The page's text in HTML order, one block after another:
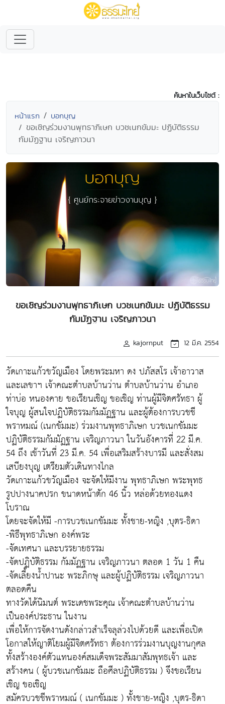
ค้นหาในเว็บไซต์ :
หน้าแรก บอกบุญ
ขอเชิญร่วมงานพุทธาภิเษก บวชเนกขัมมะ ปฏิบัติธรรม
กัมมัฏฐาน เจริญภาวนา
ขอเชิญร่วมงานพุทธาภิเษก บวชเนกขัมมะ ปฏิบัติธรรม
กัมมัฏฐาน เจริญภาวนา
kajornput 12 มี.ค. 2554
วัดเกาะแก้วขวัญเมือง โดยพระมหา ดง ปภัสสโร เจ้าอาวาส
และเลขาฯ เจ้าคณะตำบลบ้านว่าน ตำบลบ้านว่าน อำเภอ
ท่าบ่อ หนองคาย ขอเรียนเชิญ ขอเชิญ ท่านผู้มีจิตศรัทธา ผู้
ใจบุญ ผู้สนใจปฏิบัติธรรมกัมมัฏฐาน และผู้ต้องการบวชชี
พราหมณ์ (เนกขัมมะ) ร่วมงานพุทธาภิเษก บวชเนกขัมมะ
ปฏิบัติธรรมกัมมัฏฐาน เจริญภาวนา ในวันอังคารที่ 22 มี.ค.
54 ถึง เช้าวันที่ 23 มี.ค. 54 เพื่อเสริมสร้างบารมี และสั่งสม
เสบียงบุญ เตรียมตัวเดินทางไกล
วัดเกาะแก้วขวัญเมือง จะจัดให้มีงาน พุทธาภิเษก พระพุทธ
รูปปางนาคปรก ขนาดหน้าตัก 46 นิ้ว หล่อด้วยทองแดง
โบราณ
โดยจะจัดให้มี -การบวชเนกขัมมะ ทั้งชาย-หญิง ,บุตร-ธิดา
-พิธีพุทธาภิเษก องค์พระ
-จัดเทศนา และบรรยายธรรม
-จัดปฏิบัติธรรม กัมมัฏฐาน เจริญภาวนา ตลอด 1 วัน 1 คืน
-จัดเลี้ยงน้ำปานะ พระภิกษุ และผู้ปฏิบัติธรรม เจริญภาวนา
ตลอดคืน
ทางวัดได้นิมนต์ พระเดชพระคุณ เจ้าคณะตำบลบ้านว่าน
เป็นองค์ประธาน ในงาน
เพื่อให้การจัดงานดังกล่าวสำเร็จลุล่วงไปด้วยดี และเพื่อเปิด
โอกาสให้ญาติโยมผู้มีจิตศรัทธา ต้องการร่วมงานบุญงานกุศล
ทั้งสร้างองค์ตัวแทนองค์สมเด็จพระสัมมาสัมพุทธเจ้า และ
สร้างคน ( ผู้บวชเนกขัมมะ ถือศีลปฏิบัติธรรม ) จึงขอเรียน
เชิญ ขอเชิญ
สมัครบวชชีพราหมณ์ ( เนกขัมมะ ) ทั้งชาย-หญิง ,บุตร-ธิดา